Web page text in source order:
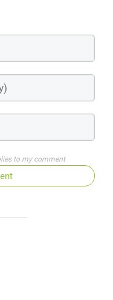
to my comment